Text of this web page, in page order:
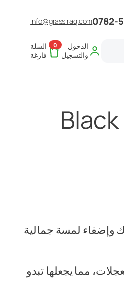
0782-
info@grassiraq.com
الدخول
والتسجيل
0
السلة
فارغة
ملمع المطاط الأسود Black
وإضفاء لمسة جمالية
مما يجعلها تبدو